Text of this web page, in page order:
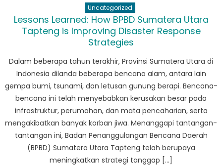
Rasa
Uncategorized
Lessons Learned: How BPBD Sumatera Utara
Tapteng is Improving Disaster Response
Strategies
Dalam beberapa tahun terakhir, Provinsi Sumatera Utara di
Indonesia dilanda beberapa bencana alam, antara lain
gempa bumi, tsunami, dan letusan gunung berapi. Bencana-
bencana ini telah menyebabkan kerusakan besar pada
infrastruktur, perumahan, dan mata pencaharian, serta
mengakibatkan banyak korban jiwa. Menanggapi tantangan-
tantangan ini, Badan Penanggulangan Bencana Daerah
(BPBD) Sumatera Utara Tapteng telah berupaya
meningkatkan strategi tanggap […]